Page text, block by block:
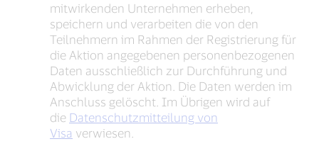
mitwirkenden Unternehmen erheben,
speichern und verarbeiten die von den
Teilnehmern im Rahmen der Registrierung für
die Aktion angegebenen personenbezogenen
Daten ausschließlich zur Durchführung und
Abwicklung der Aktion. Die Daten werden im
Anschluss gelöscht. Im Übrigen wird auf
die Datenschutzmitteilung von
Visa verwiesen.